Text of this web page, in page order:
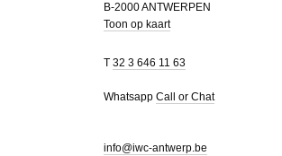
B-2000 ANTWERPEN
Toon op kaart
T 32 3 646 11 63
Whatsapp Call or Chat
info@iwc-antwerp.be